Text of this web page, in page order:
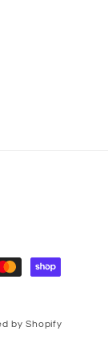
by Shopify